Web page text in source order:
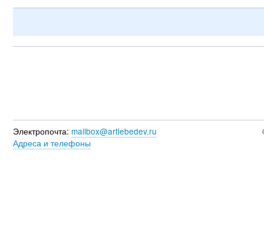
Электропочта: mailbox@artlebedev.ru
Адреса и телефоны